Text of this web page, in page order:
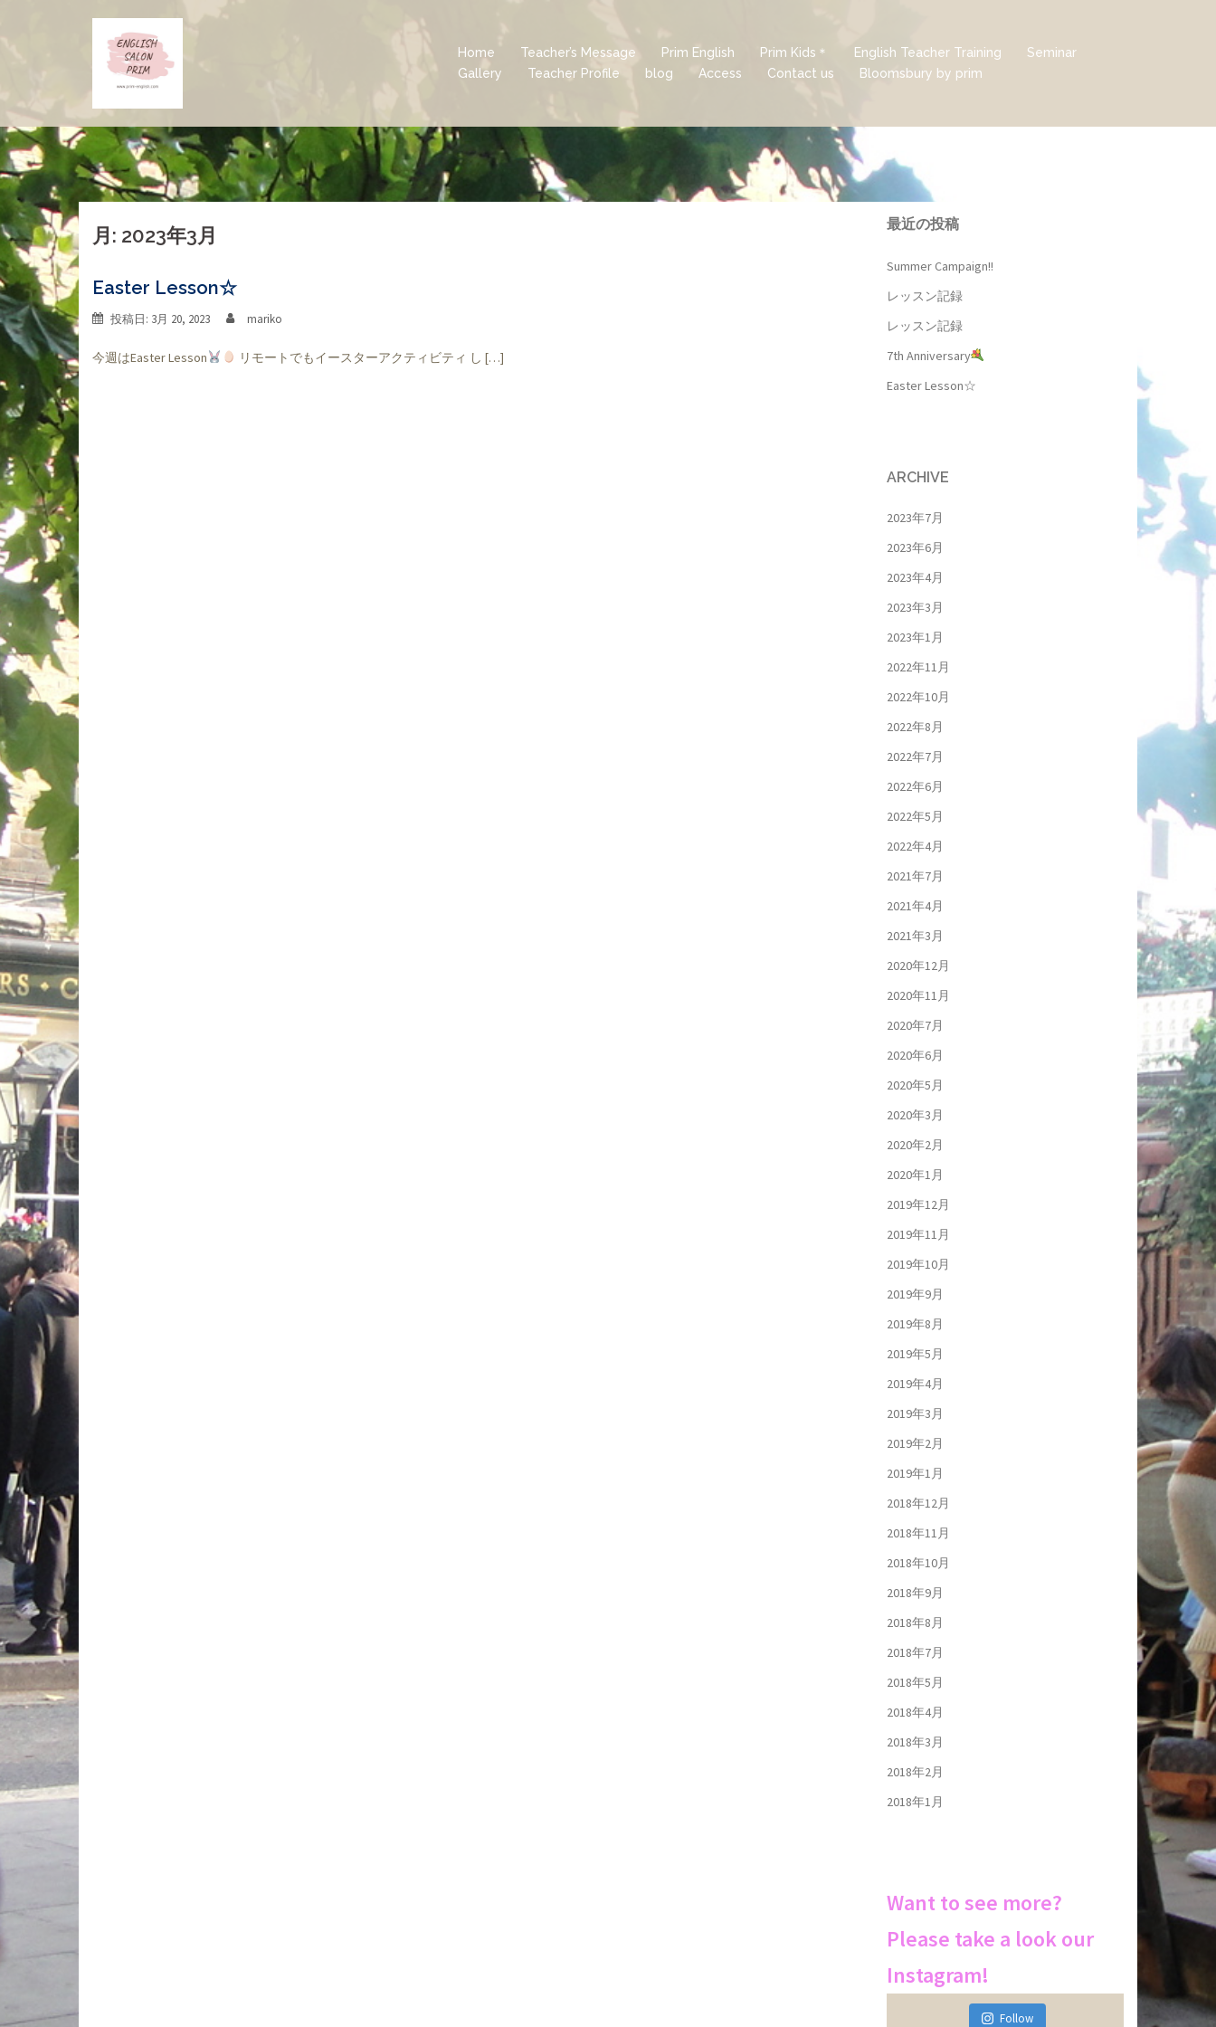
ス
キ
ッ
Home Teacher’s Message Prim English Prim Kids＊ English Teacher Training
Seminar
Gallery
Teacher Profile blog Access Contact us Bloomsbury by prim
月: 2023年3月
Easter Lesson☆
投稿日: 3月 20, 2023 mariko
今週はEaster Lesson リモートでもイースターアクティビティ し […]
最近の投稿
Summer Campaign!!
レッスン記録
レッスン記録
7th Anniversary
Easter Lesson☆
ARCHIVE
2023年7月
2023年6月
2023年4月
2023年3月
2023年1月
2022年11月
2022年10月
2022年8月
2022年7月
2022年6月
2022年5月
2022年4月
2021年7月
2021年4月
2021年3月
2020年12月
2020年11月
2020年7月
2020年6月
2020年5月
2020年3月
2020年2月
2020年1月
2019年12月
2019年11月
2019年10月
2019年9月
2019年8月
2019年5月
2019年4月
2019年3月
2019年2月
2019年1月
2018年12月
2018年11月
2018年10月
2018年9月
2018年8月
2018年7月
2018年5月
2018年4月
2018年3月
2018年2月
2018年1月
Want to see more?
Please take a look our
Instagram!
Follow